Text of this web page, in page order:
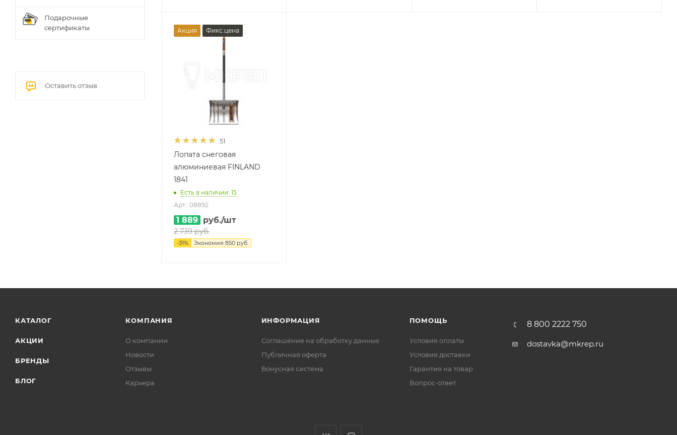
Акция Фикс.цена
51
Лопата снеговая
алюминиевая FINLAND
1841
Есть в наличии: 15
Арт.: 08892
1 889 руб./шт
2 739руб.
-31% Экономия 850 руб.
Подарочные
сертификаты
Оставить отзыв
КАТАЛОГ
АКЦИИ
БРЕНДЫ
БЛОГ
КОМПАНИЯ
О компании
Новости
Отзывы
Карьера
ИНФОРМАЦИЯ
Соглашение на обработку данных
Публичная оферта
Бонусная система
ПОМОЩЬ
Условия оплаты
Условия доставки
Гарантия на товар
Вопрос-ответ
8 800 2222 750
dostavka@mkrep.ru